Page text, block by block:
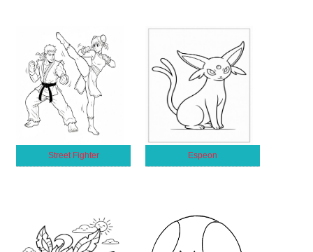
Street Fighter Espeon